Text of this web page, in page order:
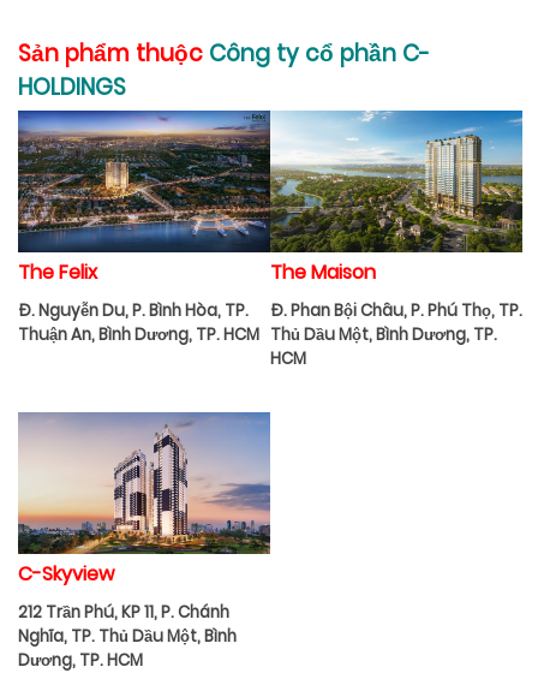
Sản phẩm thuộc Công ty cổ phần C-
HOLDINGS
The Felix
Đ. Nguyễn Du, P. Bình Hòa, TP.
Thuận An, Bình Dương, TP. HCM
The Maison
Đ. Phan Bội Châu, P. Phú Thọ, TP.
Thủ Dầu Một, Bình Dương, TP.
HCM
C-Skyview
212 Trần Phú, KP 11, P. Chánh
Nghĩa, TP. Thủ Dầu Một, Bình
Dương, TP. HCM